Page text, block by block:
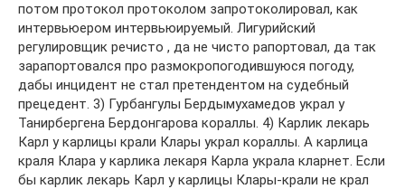
потом протокол протоколом запротоколировал, как
интервьюером интервьюируемый. Лигурийский
регулировщик речисто , да не чисто рапортовал, да так
зарапортовался про размокропогодившуюся погоду,
дабы инцидент не стал претендентом на судебный
прецедент. 3) Гурбангулы Бердымухамедов украл у
Танирбергена Бердонгарова кораллы. 4) Карлик лекарь
Карл у карлицы крали Клары украл кораллы. А карлица
краля Клара у карлика лекаря Карла украла кларнет. Если
бы карлик лекарь Карл у карлицы Клары-крали не крал